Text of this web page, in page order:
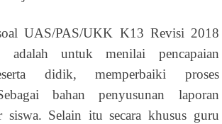
UAS/PAS/UKK K13 Revisi 2018
untuk menilai pencapaian
didik, memperbaiki proses
bahan penyusunan laporan
siswa. Selain itu secara khusus guru